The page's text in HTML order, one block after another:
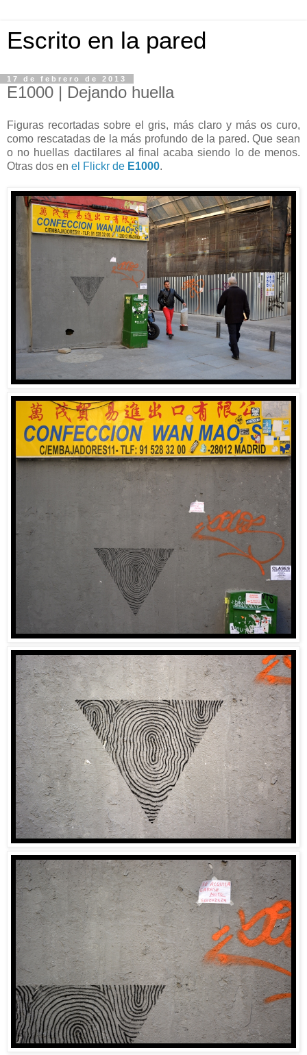
Escrito en la pared
17 de febrero de 2013
E1000 | Dejando huella
Figuras recortadas sobre el gris, más claro y más os curo,
como rescatadas de la más profundo de la pared. Que sean
o no huellas dactilares al final acaba siendo lo de menos.
Otras dos en el Flickr de E1000.